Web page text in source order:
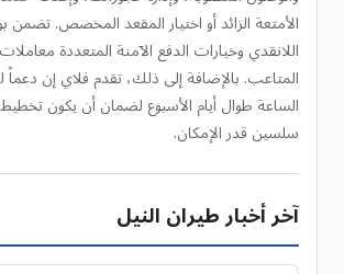
الأمتعة الزائد أو اختيار المقعد المخصص. تضمن
اللانقدي وخيارات الدفع الآمنة المتعددة
المتاعب. بالإضافة إلى ذلك، تقدم فلاي إن دعماً
الساعة طوال أيام الأسبوع لضمان أن يكون
سلسين قدر الإمكان.
آخر أخبار طيران النيل